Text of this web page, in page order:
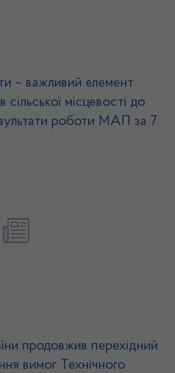
– важливий елемент
місцевості до
роботи МАП за 7
продовжив перехідний
вимог Технічного